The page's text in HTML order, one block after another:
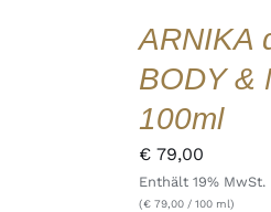
ARNIKA
BODY &
100ml
€79,00
Enthält 19% MwSt.
(€79,00/ 100 ml)